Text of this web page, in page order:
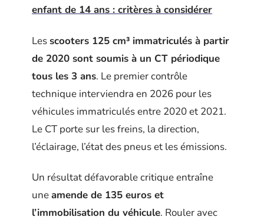
enfant de 14 ans : critères à considérer
Lesscooters 125 cm³ immatriculés à partir
de 2020 sont soumis à un CT périodique
tous les 3 ans. Le premier contrôle
technique interviendra en 2026 pour les
véhicules immatriculés entre 2020 et 2021.
Le CT porte sur les freins, la direction,
l’éclairage, l’état des pneus et les émissions.
Un résultat défavorable critique entraîne
uneamende de 135 euros et
l’immobilisation du véhicule. Rouler avec